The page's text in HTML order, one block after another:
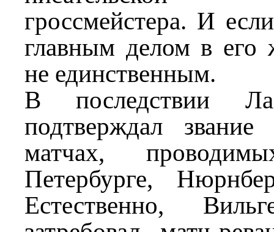
гроссмейстера. И
главным делом в его
не единственным.
В последствии
подтверждал
матчах,
Петербурге,
Естественно,